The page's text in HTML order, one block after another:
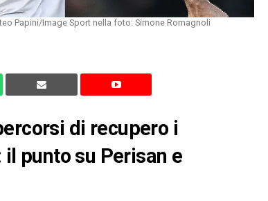
Papini/Image Sport nella foto: Simone Romagnoli
di recupero i
punto su Perisan e